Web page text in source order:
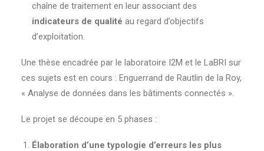
chaîne de traitement en leur associant des
indicateurs de qualité au regard d’objectifs
d’exploitation.
Une thèse encadrée par le laboratoire I2M et le LaBRI sur
ces sujets est en cours : Enguerrand de Rautlin de la Roy,
« Analyse de données dans les bâtiments connectés ».
Le projet se découpe en 5 phases :
Élaboration d’une typologie d’erreurs les plus